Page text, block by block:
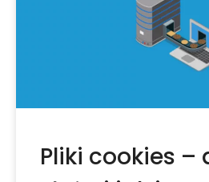
Pliki cookies –